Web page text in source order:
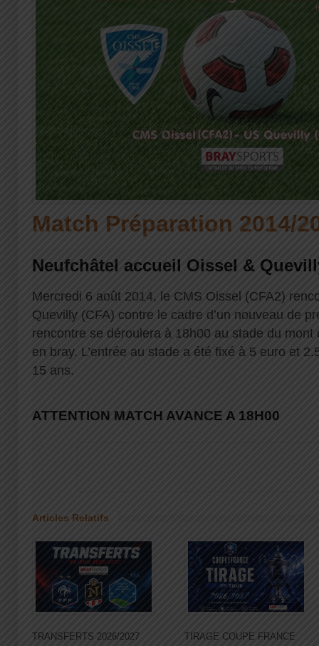
Match Préparation 2014/
Neufchâtel accueil Oissel &
Mercredi 6 août 2014, le CMS Oissel (CFA2)
Quevilly (CFA) contre le cadre d’un nouveau de
rencontre se déroulera à 18h00 au stade du mont
en bray. L’entrée au stade a été fixé à 5 euro et
15 ans.
ATTENTION MATCH AVANCE A 18H00
Articles Relatifs
TRANSFERTS 2026/2027 TIRAGE COUPE FRANCE